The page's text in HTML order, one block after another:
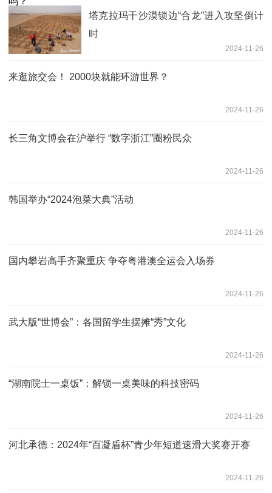
塔克拉玛干沙漠锁边“合龙”进入攻坚倒计
时
2024-11-26
来逛旅交会！ 2000块就能环游世界？
2024-11-26
长三角文博会在沪举行 “数字浙江”圈粉民众
2024-11-26
韩国举办“2024泡菜大典”活动
2024-11-26
国内攀岩高手齐聚重庆 争夺粤港澳全运会入场券
2024-11-26
武大版“世博会”：各国留学生摆摊“秀”文化
2024-11-26
“湖南院士一桌饭”：解锁一桌美味的科技密码
2024-11-26
河北承德：2024年“百凝盾杯”青少年短道速滑大奖赛开赛
2024-11-26